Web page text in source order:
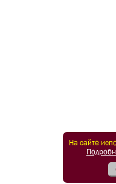
На сайте